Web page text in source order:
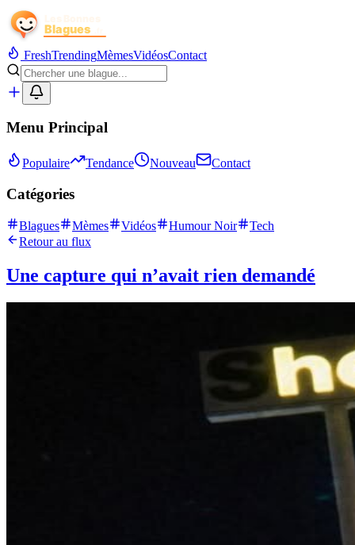
FreshTrendingMèmesVidéosContact
Menu Principal
Populaire Tendance Nouveau Contact
Catégories
Blagues Mèmes Vidéos Humour Noir
Tech
Retour au flux
Une capture qui n’avait rien demandé